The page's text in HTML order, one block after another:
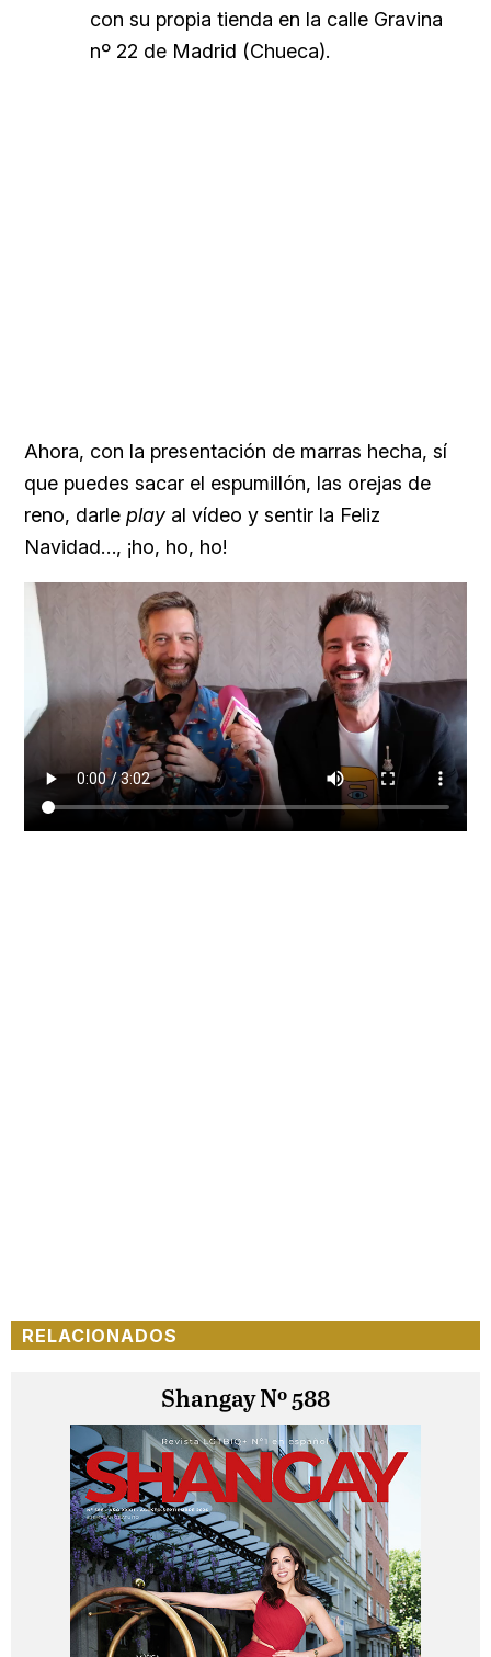
con su propia tienda en la calle Gravina
nº 22 de Madrid (Chueca).
Ahora, con la presentación de marras hecha, sí
que puedes sacar el espumillón, las orejas de
reno, darle play al vídeo y sentir la Feliz
Navidad…, ¡ho, ho, ho!
RELACIONADOS
Shangay Nº 588